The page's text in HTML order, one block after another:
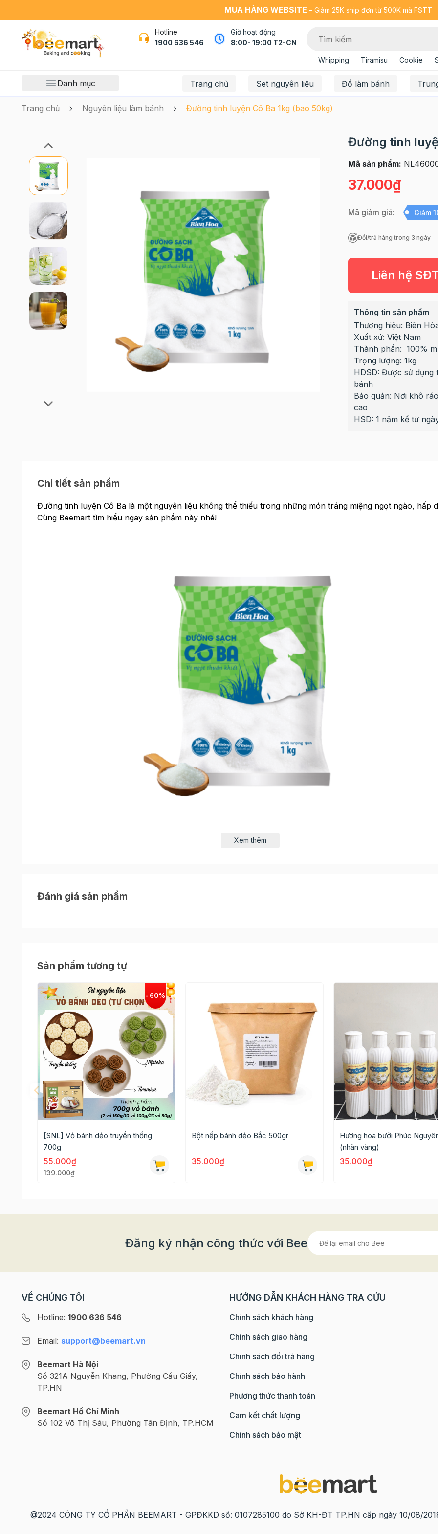
MUA HÀNG WEBSITE - Giảm 25K ship đơn từ 500K mã FSTT
Hotline
1900 636 546
Giờ hoạt động
8:00- 19:00 T2-CN
Whipping Tiramisu Cookie
Danh mục Trang chủ Set nguyên liệu Đồ làm bánh
Trang chủ Nguyên liệu làm bánh Đường tinh luyện Cô Ba 1kg (bao 50kg)
Đường tinh
Mã sản phẩm:
37.000₫
Mã giảm giá: Giảm
Đổi/trả hàng trong 3 ngày
Liên hệ
Thông tin sản phẩm
Thương hiệu: Biên
Xuất xứ: Việt Nam
Thành phần: 100%
Trọng lượng: 1kg
HDSD: Được sử
bánh
Bảo quản: Nơi khô
cao
HSD: 1 năm kể từ
Chi tiết sản phẩm
Đường tinh luyện Cô Ba là một nguyên liệu không thể thiếu trong những món tráng miệng ngọt ngào, hấp
Cùng Beemart tìm hiểu ngay sản phẩm này nhé!
Xem thêm
Đánh giá sản phẩm
Sản phẩm tương tự
[SNL] Vỏ bánh dẻo truyền thống
700g
55.000₫
139.000₫
Bột nếp bánh dẻo Bắc 500gr
35.000₫
Hương hoa bưởi Phúc
(nhãn vàng)
35.000₫
Đăng ký nhận công thức với Bee
VỀ CHÚNG TÔI
Hotline: 1900 636 546
Email: support@beemart.vn
Beemart Hà Nội
Số 321A Nguyễn Khang, Phường Cầu Giấy,
TP.HN
Beemart Hồ Chí Minh
Số 102 Võ Thị Sáu, Phường Tân Định, TP.HCM
HƯỚNG DẪN KHÁCH HÀNG TRA CỨU
Chính sách khách hàng
Chính sách giao hàng
Chính sách đổi trả hàng
Chính sách bảo hành
Phương thức thanh toán
Cam kết chất lượng
Chính sách bảo mật
@2024 CÔNG TY CỔ PHẦN BEEMART - GPĐKKD số: 0107285100 do Sở KH-ĐT TP.HN cấp ngày 10/08/